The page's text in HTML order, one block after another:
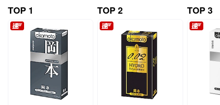
TOP 1
TOP 2 TOP 3